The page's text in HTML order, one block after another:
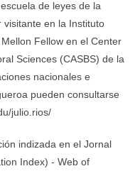
de leyes de la
visitante en la Instituto
Fellow en el Center
Sciences (CASBS) de la
nacionales e
pueden consultarse
julio.rios/
indizada en el Jornal
Index) - Web of